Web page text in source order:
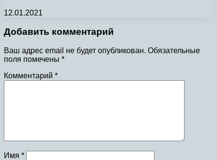
12.01.2021
Добавить комментарий
Ваш адрес email не будет опубликован. Обязательные
поля помечены *
Комментарий *
Имя *